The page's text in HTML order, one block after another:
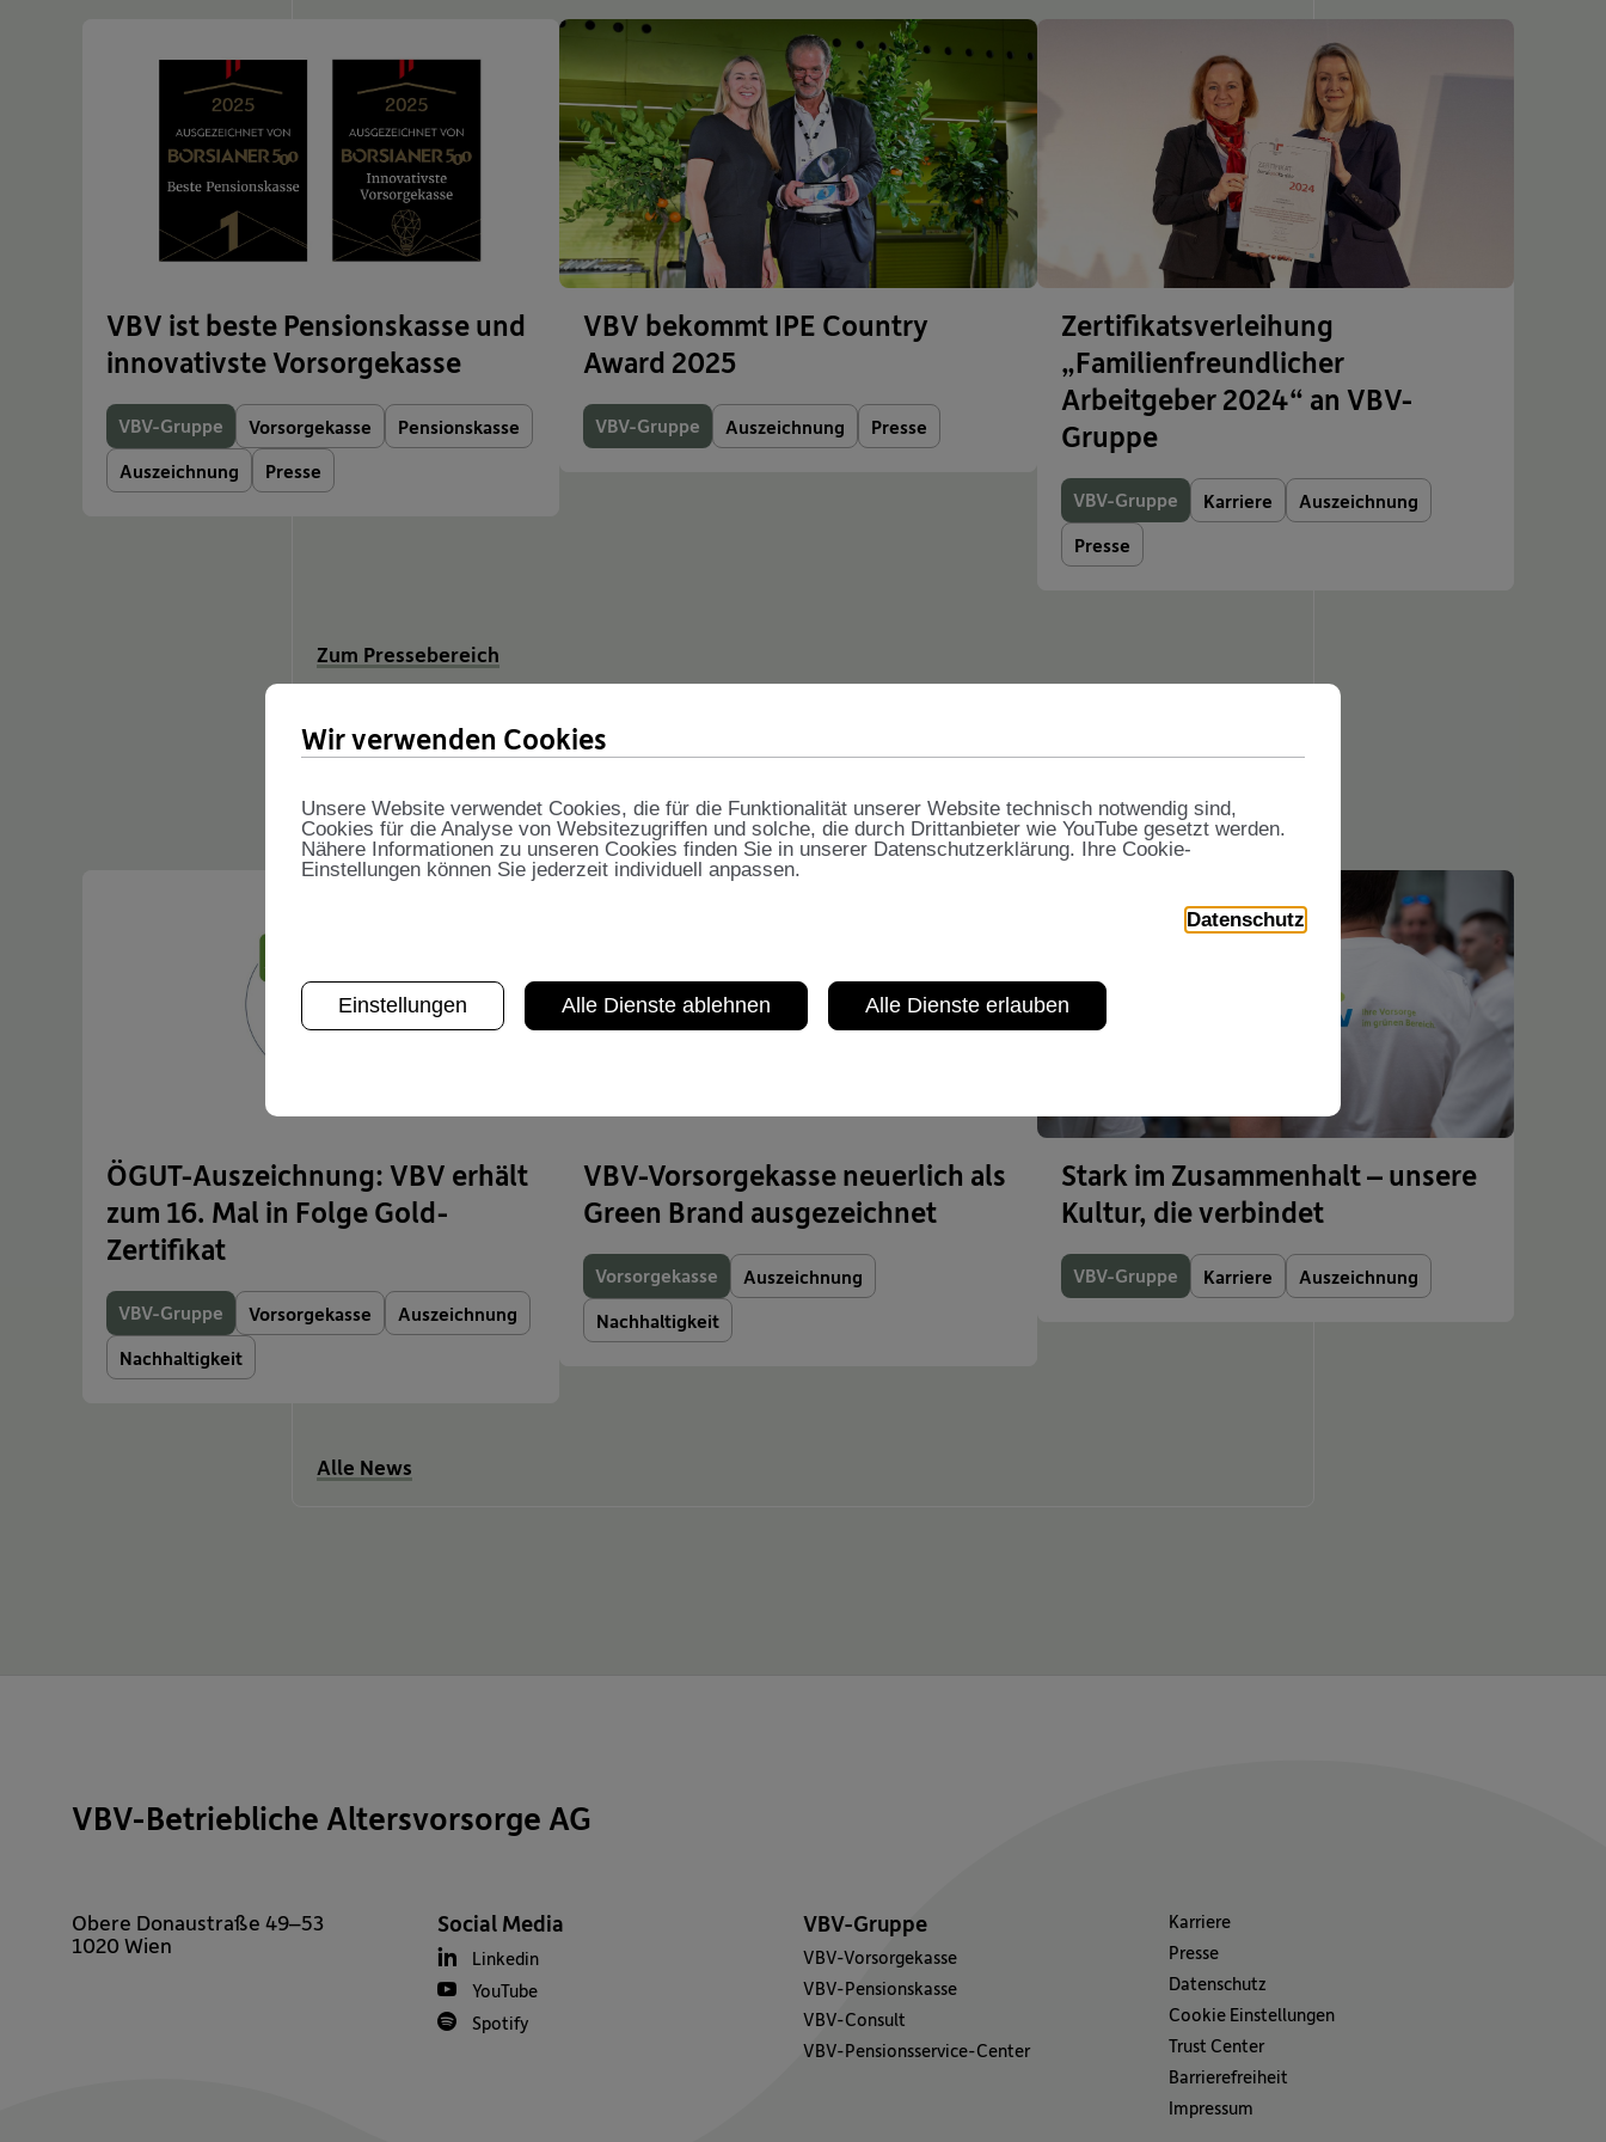
VBV ist beste Pensionskasse und
innovativste Vorsorgekasse
VBV-Gruppe Vorsorgekasse
Pensionskasse
Auszeichnung
Presse
VBV bekommt IPE Country
Award 2025
VBV-Gruppe Auszeichnung Presse
Zertifikatsverleihung
„Familienfreundlicher
Arbeitgeber 2024“ an VBV-
Gruppe
VBV-Gruppe Karriere
Auszeichnung
Presse
Zum Pressebereich
News
ÖGUT-Auszeichnung: VBV erhält
zum 16. Mal in Folge Gold-
Zertifikat
VBV-Gruppe Vorsorgekasse
Auszeichnung
Nachhaltigkeit
VBV-Vorsorgekasse neuerlich als
Green Brand ausgezeichnet
Vorsorgekasse
Auszeichnung
Nachhaltigkeit
Stark im Zusammenhalt – unsere
Kultur, die verbindet
VBV-Gruppe Karriere Auszeichnung
Alle News
VBV-Betriebliche Altersvorsorge AG
Obere Donaustraße 49–53
1020 Wien
Social Media
Linkedin
YouTube
Spotify
VBV-Gruppe
VBV-Vorsorgekasse
VBV-Pensionskasse
VBV-Consult
VBV-Pensionsservice-Center
Karriere
Presse
Datenschutz
Cookie Einstellungen
Trust Center
Barrierefreiheit
Impressum
Wir verwenden Cookies
Unsere Website verwendet Cookies, die für die Funktionalität unserer Website technisch notwendig sind,
Cookies für die Analyse von Websitezugriffen und solche, die durch Drittanbieter wie YouTube gesetzt werden.
Nähere Informationen zu unseren Cookies finden Sie in unserer Datenschutzerklärung. Ihre Cookie-
Einstellungen können Sie jederzeit individuell anpassen.
Datenschutz
Einstellungen Alle Dienste ablehnen Alle Dienste erlauben